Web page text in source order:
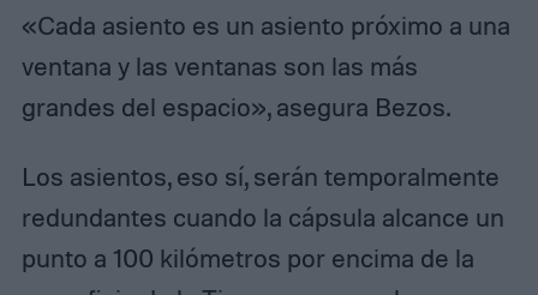
«Cada asiento es un asiento próximo a una
ventana y las ventanas son las más
grandes del espacio», asegura Bezos.
Los asientos, eso sí, serán temporalmente
redundantes cuando la cápsula alcance un
punto a 100 kilómetros por encima de la